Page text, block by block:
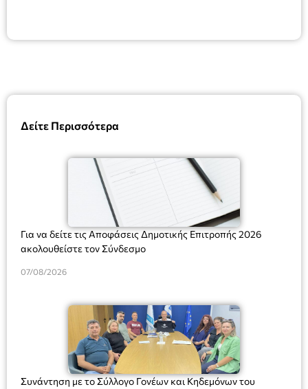
Δείτε Περισσότερα
Για να δείτε τις Αποφάσεις Δημοτικής Επιτροπής 2026
ακολουθείστε τον Σύνδεσμο
07/08/2026
Συνάντηση με το Σύλλογο Γονέων και Κηδεμόνων του